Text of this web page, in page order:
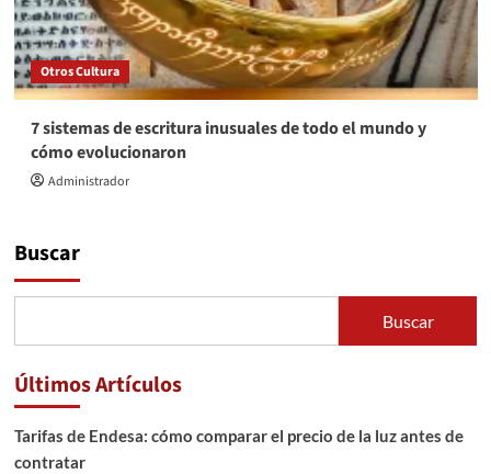
Otros Cultura
7 sistemas de escritura inusuales de todo el mundo y
cómo evolucionaron
Administrador
Buscar
Buscar
Últimos Artículos
Tarifas de Endesa: cómo comparar el precio de la luz antes de
contratar